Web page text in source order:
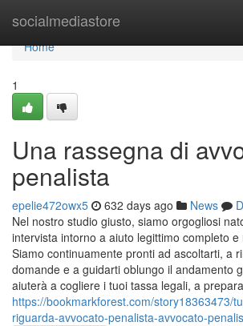
socialmediastore
Home
Home
1
Una rassegna di
penalista
epelie472owx5 632 days ago News
Nel nostro studio giusto, siamo orgogliosi
intervista intorno a aiuto legittimo completo
Siamo continuamente pronti ad ascoltarti, a
domande e a guidarti oblungo il andamento
aiuterà a cogliere i tuoi tassa legali, a
https://bookmarkforest.com/story18363473/
riguarda-avvocato-penalista-avvocato-